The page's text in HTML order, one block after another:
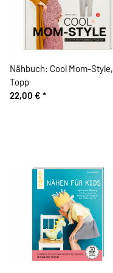
Nähbuch: Cool Mom-Style,
Topp
22,00 € *